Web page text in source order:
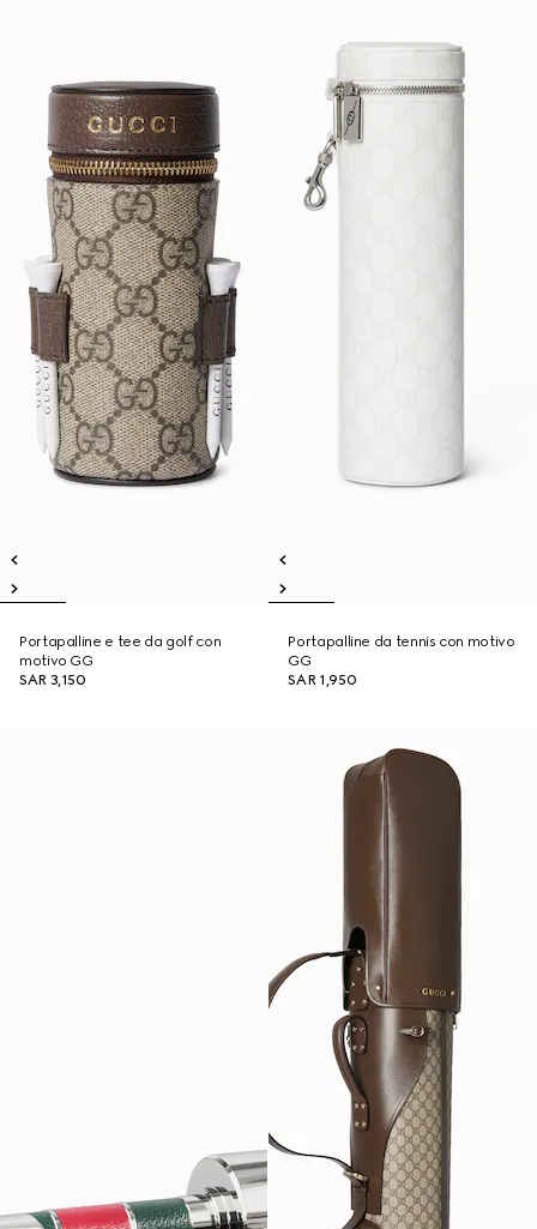
Portapalline e tee da golf con
motivo GG
SAR 3,150
Portapalline da tennis con motivo
GG
SAR 1,950